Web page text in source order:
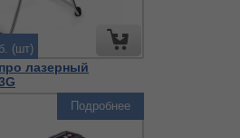
лазерный
(шт)
Подробнее